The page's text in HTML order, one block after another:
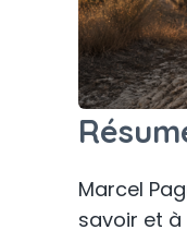
Marcel
savoir et